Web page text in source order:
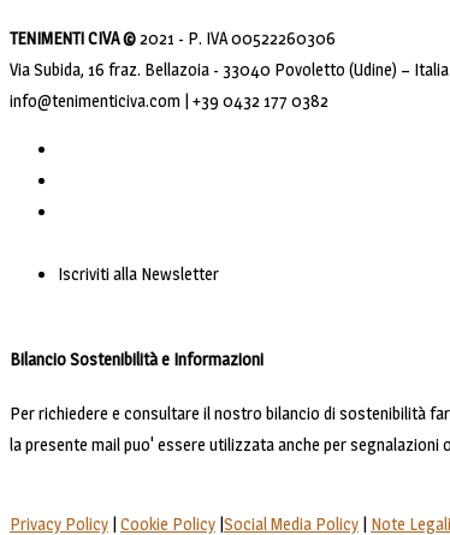
TENIMENTI CIVA ©2021 - P. IVA 00522260306
Via Subida, 16 fraz. Bellazoia - 33040 Povoletto (Udine) – Italia
info@tenimenticiva.com | +39 0432 177 0382
Iscriviti alla Newsletter
Bilancio Sostenibilità e Informazioni
Per richiedere e consultare il nostro bilancio di sostenibilità
la presente mail puo' essere utilizzata anche per
Privacy Policy | Cookie Policy |Social Media Policy | Note Legali